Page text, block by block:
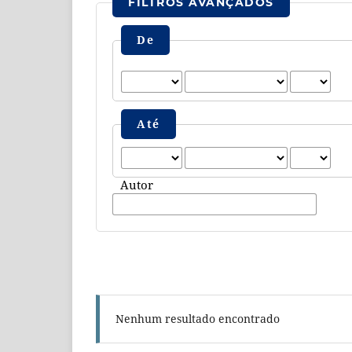
De
Até
Autor
Nenhum resultado encontrado